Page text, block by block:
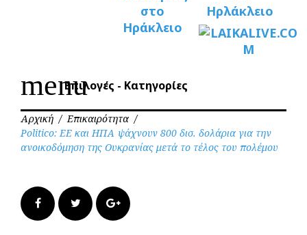
menuΕπιλογές - Κατηγορίες
Αρχική / Επικαιρότητα /
Politico: ΕΕ και ΗΠΑ ψάχνουν 800 δισ. δολάρια για την
ανοικοδόμηση της Ουκρανίας μετά το τέλος του πολέμου
FacebookTwitter Google+